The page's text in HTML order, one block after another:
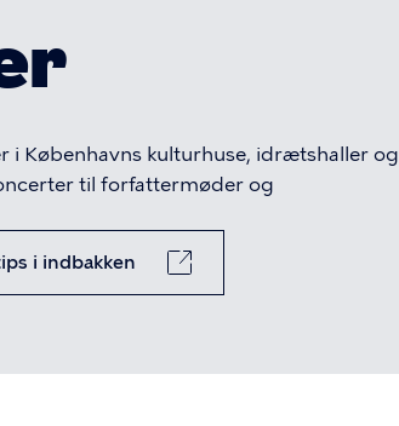
i Københavns kulturhuse, idrætshaller og
til forfattermøder og
i indbakken